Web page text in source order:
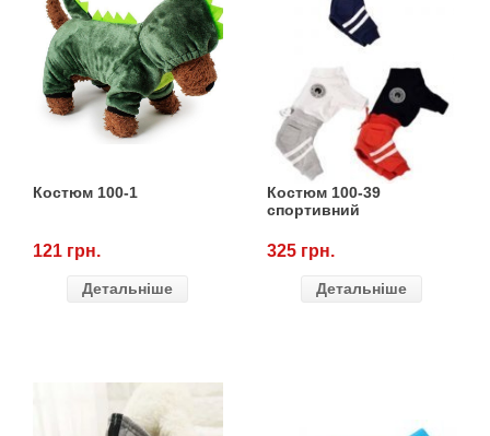
Костюм 100-1
121 грн.
Детальніше
Костюм 100-39
спортивний
325 грн.
Детальніше